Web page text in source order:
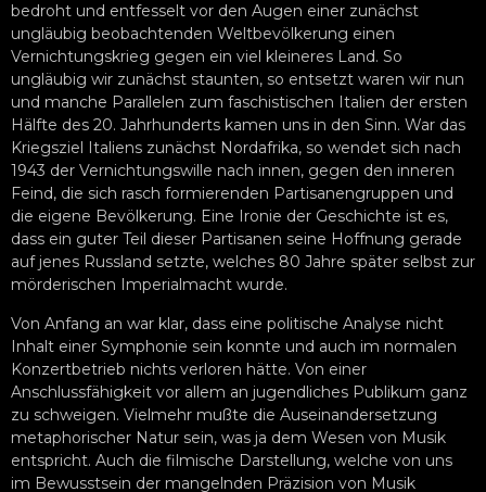
bedroht und entfesselt vor den Augen einer zunächst
ungläubig beobachtenden Weltbevölkerung einen
Vernichtungskrieg gegen ein viel kleineres Land. So
ungläubig wir zunächst staunten, so entsetzt waren wir nun
und manche Parallelen zum faschistischen Italien der ersten
Hälfte des 20. Jahrhunderts kamen uns in den Sinn. War das
Kriegsziel Italiens zunächst Nordafrika, so wendet sich nach
1943 der Vernichtungswille nach innen, gegen den inneren
Feind, die sich rasch formierenden Partisanengruppen und
die eigene Bevölkerung. Eine Ironie der Geschichte ist es,
dass ein guter Teil dieser Partisanen seine Hoffnung gerade
auf jenes Russland setzte, welches 80 Jahre später selbst zur
mörderischen Imperialmacht wurde.
Von Anfang an war klar, dass eine politische Analyse nicht
Inhalt einer Symphonie sein konnte und auch im normalen
Konzertbetrieb nichts verloren hätte. Von einer
Anschlussfähigkeit vor allem an jugendliches Publikum ganz
zu schweigen. Vielmehr mußte die Auseinandersetzung
metaphorischer Natur sein, was ja dem Wesen von Musik
entspricht. Auch die filmische Darstellung, welche von uns
im Bewusstsein der mangelnden Präzision von Musik